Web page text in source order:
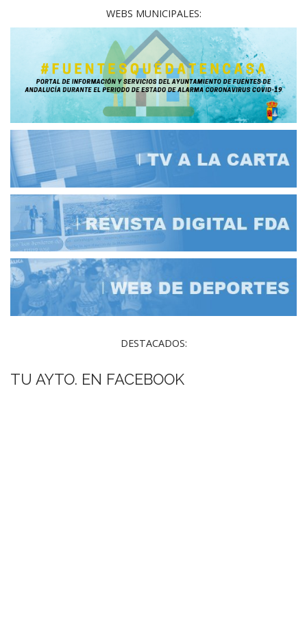
WEBS MUNICIPALES:
DESTACADOS:
TU AYTO. EN FACEBOOK